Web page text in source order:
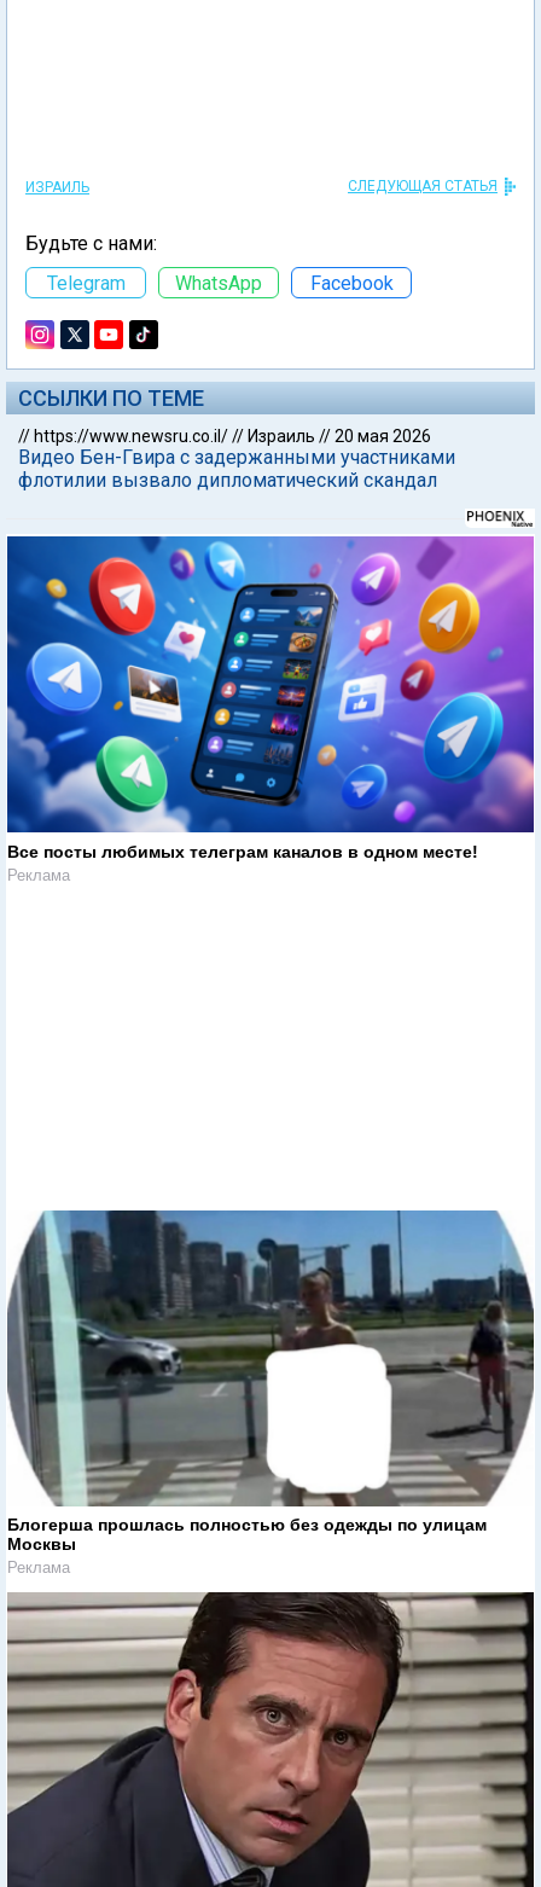
ИЗРАИЛЬ СЛЕДУЮЩАЯ СТАТЬЯ
Будьте с нами:
Telegram
WhatsApp Facebook
ССЫЛКИ ПО ТЕМЕ
// https://www.newsru.co.il/// Израиль //20 мая 2026
Видео Бен-Гвира с задержанными участниками
флотилии вызвало дипломатический скандал
Все посты любимых телеграм каналов в одном месте!
Реклама
Блогерша прошлась полностью без одежды по улицам
Москвы
Реклама